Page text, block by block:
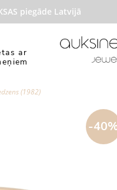
piegāde Latvijā
ar
(1982)
-